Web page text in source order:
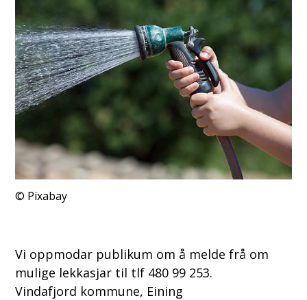
Pixabay
Vi oppmodar publikum om å melde frå om
mulige lekkasjar til tlf 480 99 253.
Vindafjord kommune, Eining